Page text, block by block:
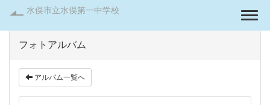
水俣市立水俣第一中学校
フォトアルバム
アルバム一覧へ